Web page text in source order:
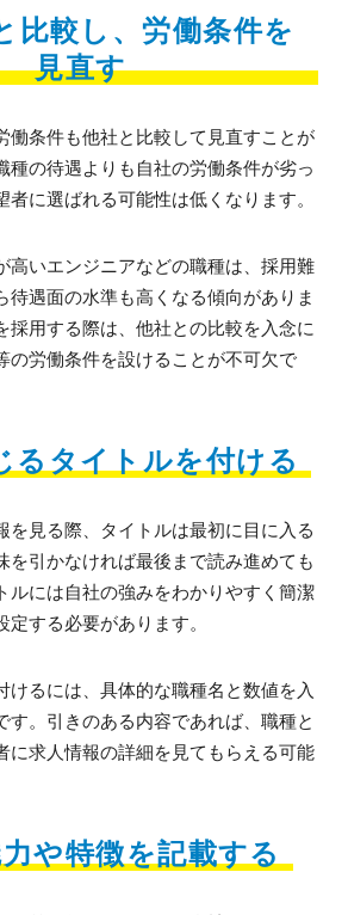
比較し、労働条件を
見直す
働条件も他社と比較して見直すことが
種の待遇よりも自社の労働条件が劣っ
に選ばれる可能性は低くなります。
高いエンジニアなどの職種は、採用難
待遇面の水準も高くなる傾向がありま
採用する際は、他社との比較を入念に
の労働条件を設けることが不可欠で
るタイトルを付ける
を見る際、タイトルは最初に目に入る
を引かなければ最後まで読み進めても
ルには自社の強みをわかりやすく簡潔
する必要があります。
けるには、具体的な職種名と数値を入
す。引きのある内容であれば、職種と
に求人情報の詳細を見てもらえる可能
や特徴を記載する